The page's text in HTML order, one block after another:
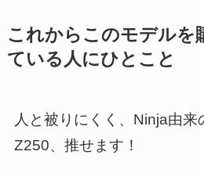
これからこのモデルを
ている人にひとこと
人と被りにくく、Ninja由来
Z250、推せます！